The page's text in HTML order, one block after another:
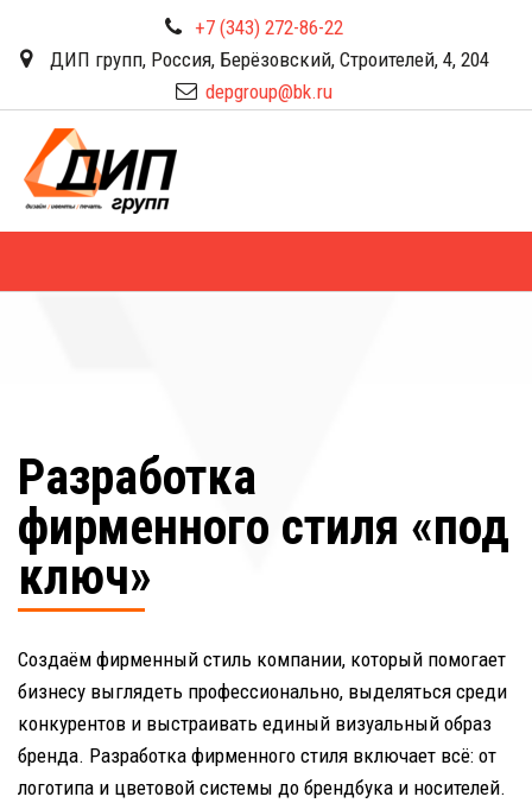
+7 (343) 272-86-22
ДИП групп, Россия, Берёзовский, Строителей, 4, 204
depgroup@bk.ru
Разработка
фирменного стиля «под
ключ»
Создаём фирменный стиль компании, который помогает
бизнесу выглядеть профессионально, выделяться среди
конкурентов и выстраивать единый визуальный образ
бренда. Разработка фирменного стиля включает всё: от
логотипа и цветовой системы до брендбука и носителей.